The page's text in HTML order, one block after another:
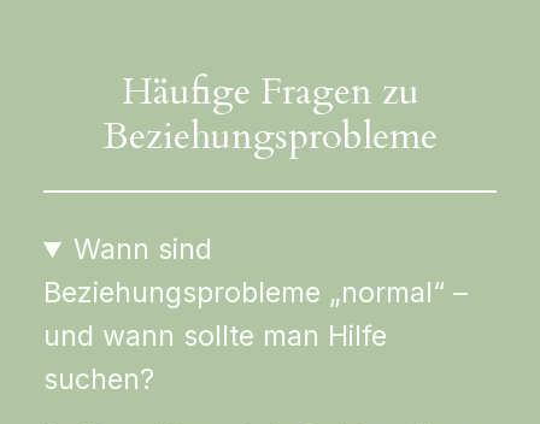
Häufige Fragen zu
Beziehungsprobleme
Wann sind
Beziehungsprobleme „normal“ –
und wann sollte man Hilfe
suchen?